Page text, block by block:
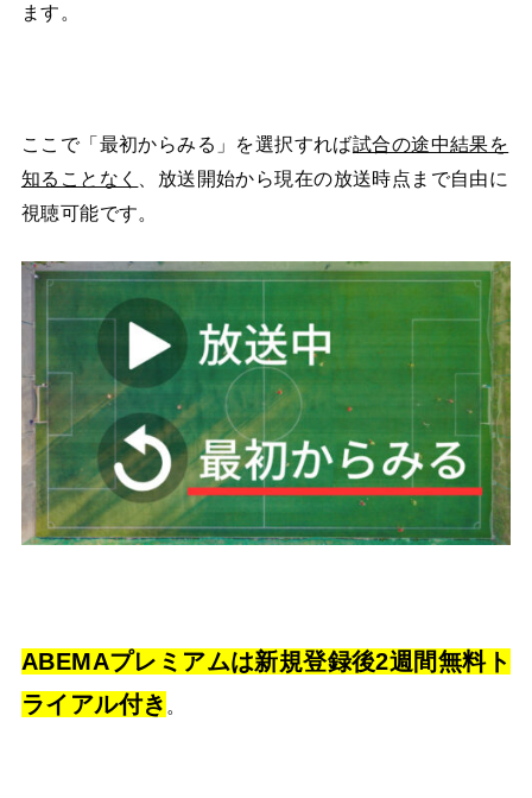
ます。
ここで「最初からみる」を選択すれば試合の途中結果を
知ることなく
、放送開始から現在の放送時点まで自由に
視聴可能です。
ABEMAプレミアムは新規登録後2週間無料ト
ライアル付き 。